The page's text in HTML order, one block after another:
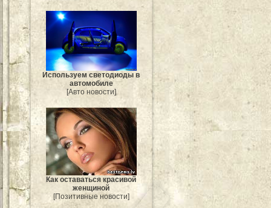
Используем светодиоды в
автомобиле
[Авто новости]
Как оставаться красивой
женщиной
[Позитивные новости]